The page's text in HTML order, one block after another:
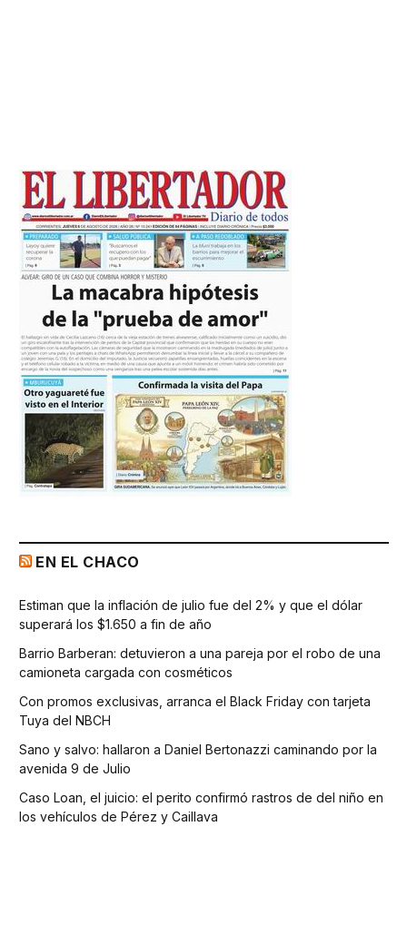
EN EL CHACO
Estiman que la inflación de julio fue del 2% y que el dólar
superará los $1.650 a fin de año
Barrio Barberan: detuvieron a una pareja por el robo de una
camioneta cargada con cosméticos
Con promos exclusivas, arranca el Black Friday con tarjeta
Tuya del NBCH
Sano y salvo: hallaron a Daniel Bertonazzi caminando por la
avenida 9 de Julio
Caso Loan, el juicio: el perito confirmó rastros de del niño en
los vehículos de Pérez y Caillava